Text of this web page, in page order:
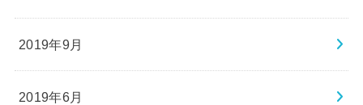
2019年9月
2019年6月